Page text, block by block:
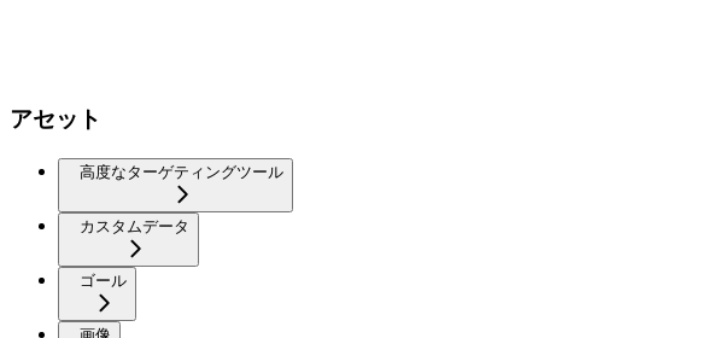
アセット
高度なターゲティングツール
カスタムデータ
ゴール